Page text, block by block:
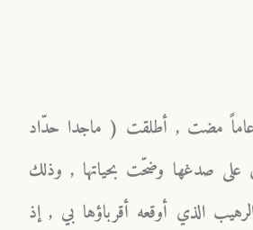
مضت , أطلقت ( ماجدا حدّاد
على صدغها وضحّت بحياتها , وذلك
الذي أوقعه أقرباؤها بي , إذ